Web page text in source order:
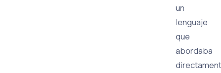
un
lenguaje
que
abordaba